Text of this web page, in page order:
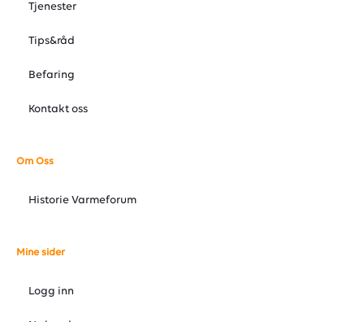
Tjenester
Tips&råd
Befaring
Kontakt oss
Om Oss
Historie Varmeforum
Mine sider
Logg inn